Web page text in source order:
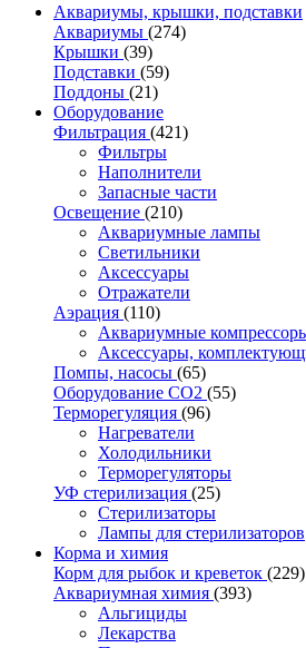
Аквариумы, крышки, подставки
Аквариумы (274)
Крышки (39)
Подставки (59)
Поддоны (21)
Оборудование
Фильтрация (421)
Фильтры
Наполнители
Запасные части
Освещение (210)
Аквариумные лампы
Светильники
Аксессуары
Отражатели
Аэрация (110)
Аквариумные
Аксессуары,
Помпы, насосы (65)
Оборудование CO2 (55)
Терморегуляция (96)
Нагреватели
Холодильники
Терморегуляторы
УФ стерилизация (25)
Стерилизаторы
Лампы для стерилизаторов
Корма и химия
Корм для рыбок и креветок (229)
Аквариумная химия (393)
Альгициды
Лекарства